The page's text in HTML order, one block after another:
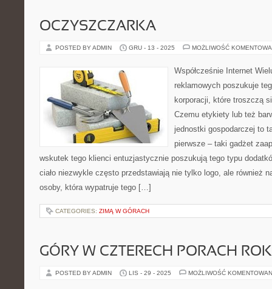
OCZYSZCZARKA
POSTED BY ADMIN GRU - 13 - 2025 MOŻLIWOŚĆ
Współcześnie Internet
reklamowych poszukuje
korporacji, które troszczą
Czemu etykiety lub też
jednostki gospodarczej to
pierwsze – taki gadżet
wskutek tego klienci entuzjastycznie poszukują tego typu
ciało niezwykle często przedstawiają nie tylko logo, ale również
osoby, która wypatruje tego […]
CATEGORIES: ZIMĄ W GÓRACH
GÓRY W CZTERECH PORACH
POSTED BY ADMIN LIS - 29 - 2025 MOŻLIWOŚĆ